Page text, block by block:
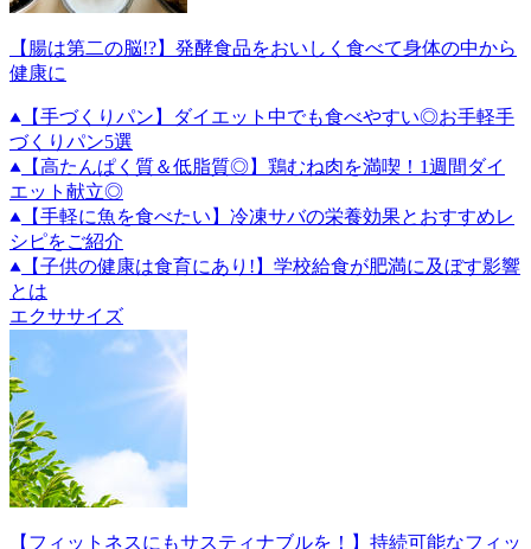
【腸は第二の脳!?】発酵食品をおいしく食べて身体の中から
健康に
【手づくりパン】ダイエット中でも食べやすい◎お手軽手
づくりパン5選
【高たんぱく質＆低脂質◎】鶏むね肉を満喫！1週間ダイ
エット献立◎
【手軽に魚を食べたい】冷凍サバの栄養効果とおすすめレ
シピをご紹介
【子供の健康は食育にあり!】学校給食が肥満に及ぼす影響
とは
エクササイズ
【フィットネスにもサスティナブルを！】持続可能なフィッ